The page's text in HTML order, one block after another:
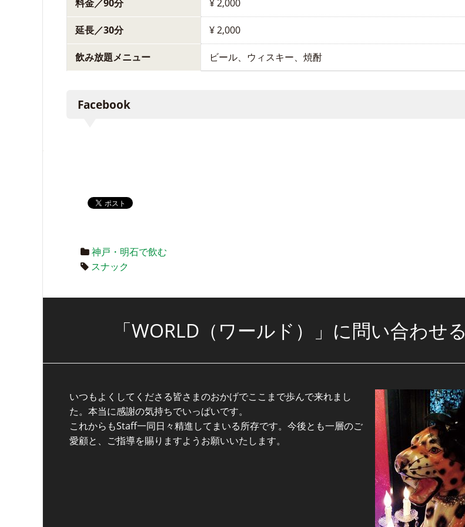
料金／90分 ¥ 2,000
延長／30分 ¥ 2,000
飲み放題メニュー ビール、ウィスキー、焼酎
Facebook
神戸・明石で飲む
スナック
「WORLD（ワールド）」に問い合わせる
いつもよくしてくださる皆さまのおかげでここまで歩んで来れまし
た。本当に感謝の気持ちでいっぱいです。
これからもStaff一同日々精進してまいる所存です。今後とも一層のご
愛顧と、ご指導を賜りますようお願いいたします。